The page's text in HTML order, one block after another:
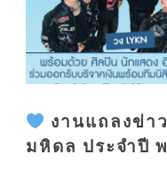
งานแถลงข่า
มหิดล ประจำปี